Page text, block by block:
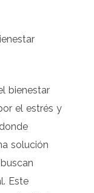
bienestar
el estrés y
solución
Este